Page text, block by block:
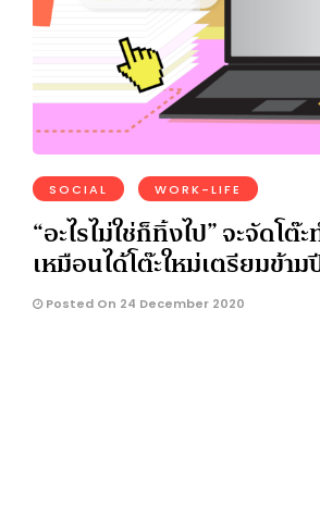
SOCIAL WORK-LIFE
“อะไรไม่ใช่ก็ทิ้งไป” จะจัดโต๊
เหมือนได้โต๊ะใหม่เตรียมข้า
Posted On 24 December 2020